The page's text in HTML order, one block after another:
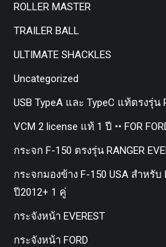
ROLLER MASTER
TRAILER BALL
ULTIMATE SHACKLES
Uncategorized
USB TypeA และ TypeC แท้ตรงรุ่น
VCM 2 license แท้ 1 ปี •• FOR
กระจก F-150 ตรงรุ่น RANGER
กระจกมองข้าง F-150 USA สำหรับ
ปี2012+ 1 คู่
กระจังหน้า EVEREST
กระจังหน้า FORD